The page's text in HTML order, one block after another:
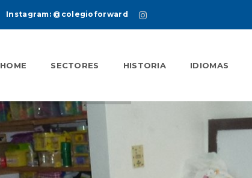
Instagram: @colegioforward
HOME SECTORES HISTORIA IDIOMAS